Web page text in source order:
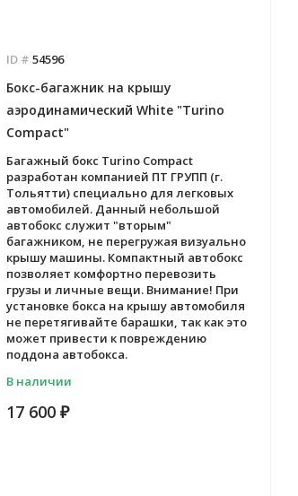
ID #54596
Бокс-багажник на крышу
аэродинамический White "Turino
Compact"
Багажный бокс Turino Compact
разработан компанией ПТ ГРУПП (г.
Тольятти) специально для легковых
автомобилей. Данный небольшой
автобокс служит "вторым"
багажником, не перегружая визуально
крышу машины. Компактный автобокс
позволяет комфортно перевозить
грузы и личные вещи. Внимание! При
установке бокса на крышу автомобиля
не перетягивайте барашки, так как это
может привести к повреждению
поддона автобокса.
В наличии
17 600₽